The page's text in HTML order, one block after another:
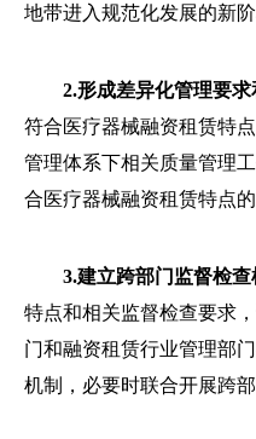
地带进入规范化发展的新阶
2.形成差异化管理要求
符合医疗器械融资租赁特
管理体系下相关质量管理
合医疗器械融资租赁特点
3.建立跨部门监督检查
特点和相关监督检查要求
门和融资租赁行业管理部
机制，必要时联合开展跨